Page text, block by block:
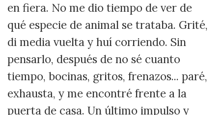
en fiera. No me dio tiempo de ver de
qué especie de animal se trataba. Grité,
di media vuelta y huí corriendo. Sin
pensarlo, después de no sé cuanto
tiempo, bocinas, gritos, frenazos... paré,
exhausta, y me encontré frente a la
puerta de casa. Un último impulso y